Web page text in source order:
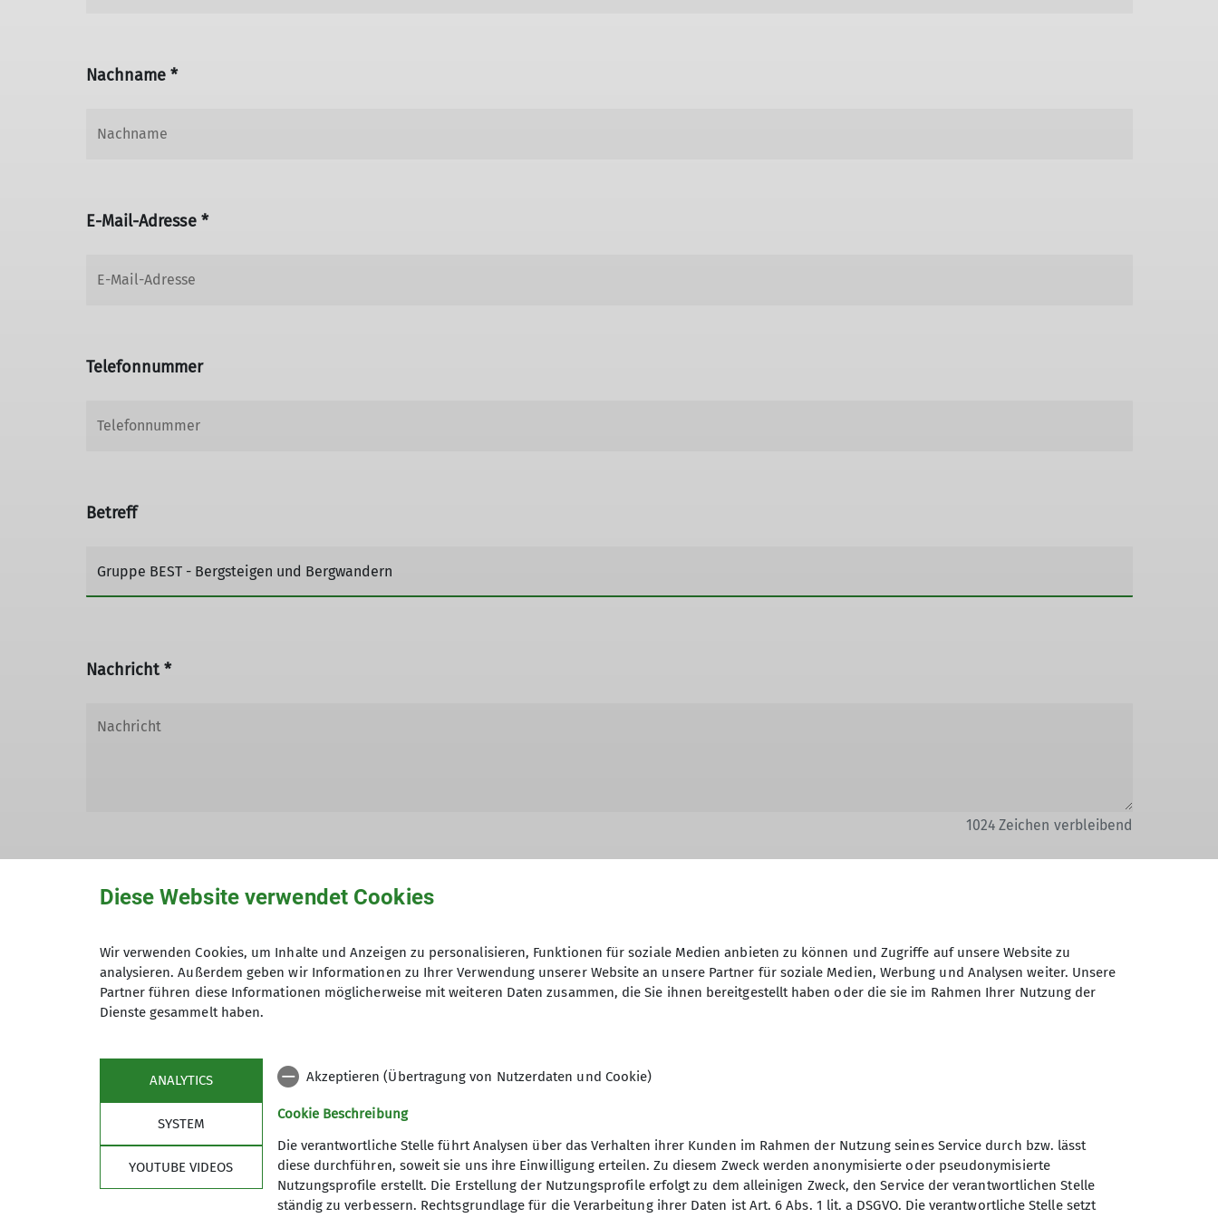
Nachname *
E-Mail-Adresse *
Telefonnummer
Betreff
Nachricht *
1024Zeichen verbleibend
Hiermit erkläre ich mich einverstanden, dass meine in das Kontaktformular eingegebenen Daten elektronisch gesichert und zum
Zweck der Kontaktaufnahme verarbeitet und genutzt werden. Mir ist bekannt, dass ich meine Einwilligung jederzeit wiederrufen kann.
*
Mit (*) markierte Felder sind Pflichtfelder
Sektion Kassel des
Diese Website verwendet Cookies
Wir verwenden Cookies, um Inhalte und Anzeigen zu personalisieren, Funktionen für soziale Medien anbieten zu können und Zugriffe auf unsere Website zu
analysieren. Außerdem geben wir Informationen zu Ihrer Verwendung unserer Website an unsere Partner für soziale Medien, Werbung und Analysen weiter. Unsere
Partner führen diese Informationen möglicherweise mit weiteren Daten zusammen, die Sie ihnen bereitgestellt haben oder die sie im Rahmen Ihrer Nutzung der
Dienste gesammelt haben.
ANALYTICS
SYSTEM
YOUTUBE VIDEOS
Akzeptieren (Übertragung von Nutzerdaten und Cookie)
Cookie Beschreibung
Die verantwortliche Stelle führt Analysen über das Verhalten ihrer Kunden im Rahmen der Nutzung seines Service durch bzw. lässt
diese durchführen, soweit sie uns ihre Einwilligung erteilen. Zu diesem Zweck werden anonymisierte oder pseudonymisierte
Nutzungsprofile erstellt. Die Erstellung der Nutzungsprofile erfolgt zu dem alleinigen Zweck, den Service der verantwortlichen Stelle
ständig zu verbessern. Rechtsgrundlage für die Verarbeitung ihrer Daten ist Art. 6 Abs. 1 lit. a DSGVO. Die verantwortliche Stelle setzt